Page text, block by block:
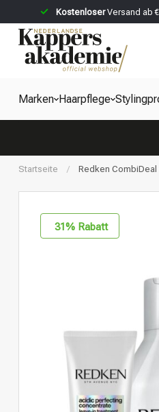
KostenloserVersand ab
Marken Haarpflege
Startseite / Redken
31% Rabatt